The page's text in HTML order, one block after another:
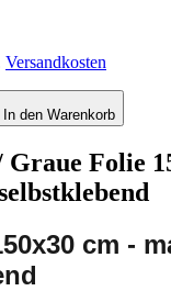
Versandkosten
In den Warenkorb
Graue Folie
cm -